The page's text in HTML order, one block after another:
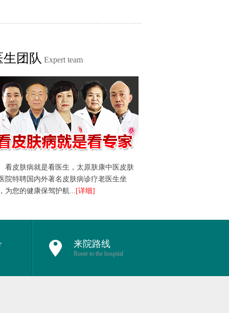
生团队 Expert team
看皮肤病就是看医生，太原肤康中医皮肤
院特聘国内外著名皮肤病诊疗老医生坐
为您的健康保驾护航... [详细]
来院路线
Route to the hospital